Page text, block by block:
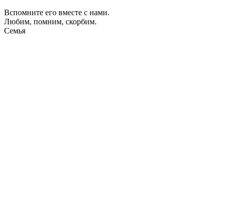
Вспомните его вместе с нами.
Любим, помним, скорбим.
Семья